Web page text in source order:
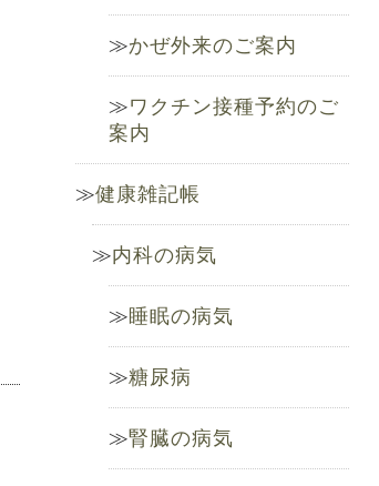
かぜ外来のご案内
ワクチン接種予約のご
案内
健康雑記帳
内科の病気
睡眠の病気
糖尿病
腎臓の病気